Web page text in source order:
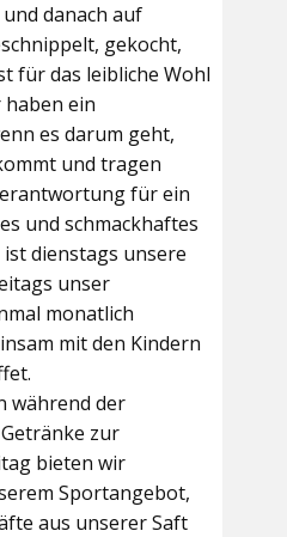
danach auf
gekocht,
für das leibliche Wohl
haben ein
es darum geht,
und tragen
für ein
und schmackhaftes
dienstags unsere
unser
monatlich
mit den Kindern
während der
zur
bieten wir
Sportangebot,
aus unserer Saft